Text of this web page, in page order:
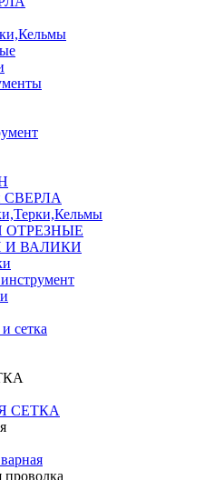
СВЕРЛА
ОТРЕЗНЫЕ
И ВАЛИКИ
сетка
СЕТКА
проволка